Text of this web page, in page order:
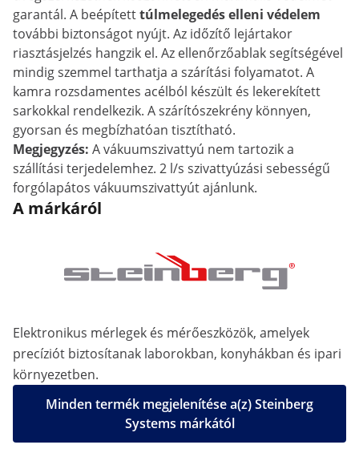
garantál. A beépítetttúlmelegedés elleni védelem
további biztonságot nyújt. Az időzítő lejártakor
riasztásjelzés hangzik el. Az ellenőrzőablak segítségével
mindig szemmel tarthatja a szárítási folyamatot. A
kamra rozsdamentes acélból készült és lekerekített
sarkokkal rendelkezik. A szárítószekrény könnyen,
gyorsan és megbízhatóan tisztítható.
Megjegyzés: A vákuumszivattyú nem tartozik a
szállítási terjedelemhez. 2 l/s szivattyúzási sebességű
forgólapátos vákuumszivattyút ajánlunk.
A márkáról
Elektronikus mérlegek és mérőeszközök, amelyek
precíziót biztosítanak laborokban, konyhákban és ipari
környezetben.
Minden termék megjelenítése a(z) Steinberg
Systems márkától